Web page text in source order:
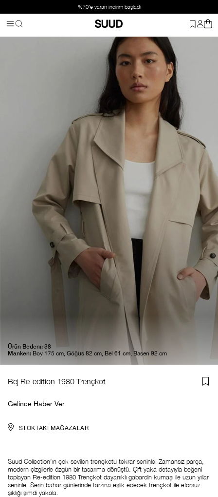
%70'e varan indirim başladı
Dış Giyim Trençkot Bej Re-edition 1980
Ürün Bedeni: 38
Manken: Boy 175 cm, Göğüs 82 cm, Bel 61 cm, Basen 92 cm
Bej Re-edition 1980 Trençkot
Gelince Haber Ver
STOKTAKI MAĞAZALAR
Suud Collection’ın çok sevilen trençkotu tekrar seninle! Zamansız parça,
modern çizgilerle özgün bir tasarıma dönüştü. Çift yaka detayıyla beğeni
toplayan Re-edition 1980 Trençkot dayanıklı gabardin kumaşı ile uzun yıllar
seninle. Serin bahar günlerinde tarzına eşlik edecek trençkot ile eforsuz
şıklığı şimdi yakala.